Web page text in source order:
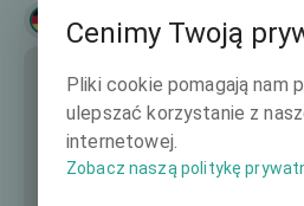
Deutsch
Cenimy Twoją
Pliki cookie pomagają nam
ulepszać korzystanie z
internetowej.
Zobacz naszą politykę